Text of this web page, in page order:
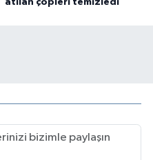
atılan çöpleri temizledi